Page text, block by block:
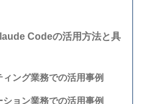
Codeの活用方法と具
ィング業務での活用事例
ョン業務での活用事例